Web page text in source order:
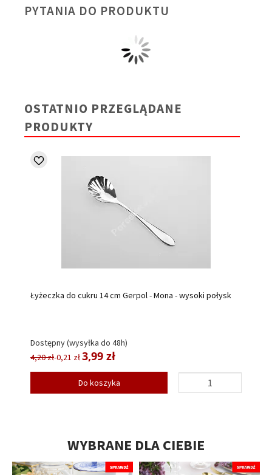
PYTANIA DO PRODUKTU
OSTATNIO PRZEGLĄDANE
PRODUKTY
Łyżeczka do cukru 14 cm Gerpol - Mona - wysoki połysk
Dostępny (wysyłka do 48h)
4,20 zł-0,21 zł3,99 zł
Do koszyka
WYBRANE DLA CIEBIE